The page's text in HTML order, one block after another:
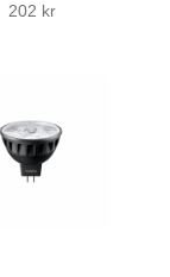
202 kr